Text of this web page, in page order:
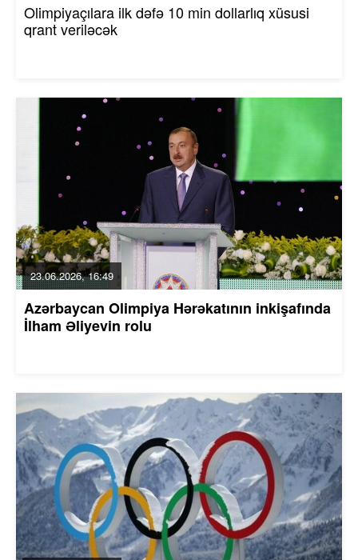
Olimpiyaçılara ilk dəfə 10 min dollarlıq xüsusi
qrant veriləcək
23.06.2026, 16:49
Azərbaycan Olimpiya Hərəkatının inkişafında
İlham Əliyevin rolu